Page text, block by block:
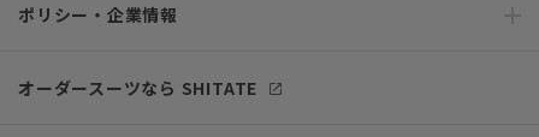
ポリシー・企業情報
オーダースーツなら SHITATE